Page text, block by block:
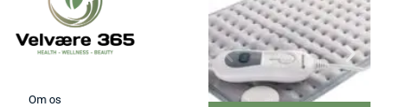
Om os